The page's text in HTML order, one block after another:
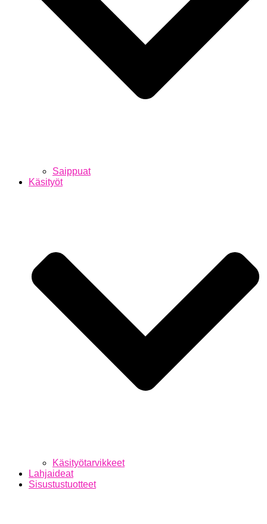
Saippuat
Käsityöt
Käsityötarvikkeet
Lahjaideat
Sisustustuotteet